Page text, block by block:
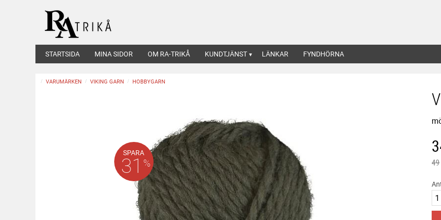
STARTSIDA MINA SIDOR OM RA-TRIKÅ KUNDTJÄNST LÄNKAR FYNDHÖRNA
VARUMÄRKEN VIKING GARN HOBBYGARN
SPARA
31 % 49